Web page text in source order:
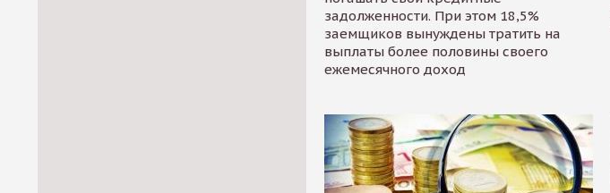
задолженности. При этом 18,5%
заемщиков вынуждены тратить на
выплаты более половины своего
ежемесячного доход